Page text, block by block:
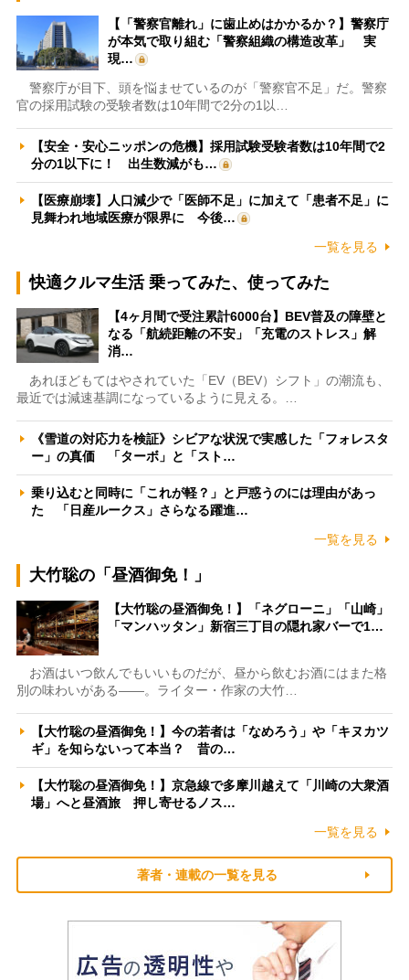
【「警察官離れ」に歯止めはかかるか？】警察庁
が本気で取り組む「警察組織の構造改革」 実
現…
警察庁が目下、頭を悩ませているのが「警察官不足」だ。警察
官の採用試験の受験者数は10年間で2分の1以…
【安全・安心ニッポンの危機】採用試験受験者数は10年間で2
分の1以下に！ 出生数減がも…
【医療崩壊】人口減少で「医師不足」に加えて「患者不足」に
見舞われ地域医療が限界に 今後…
一覧を見る
快適クルマ生活 乗ってみた、使ってみた
【4ヶ月間で受注累計6000台】BEV普及の障壁と
なる「航続距離の不安」「充電のストレス」解
消…
あれほどもてはやされていた「EV（BEV）シフト」の潮流も、
最近では減速基調になっているように見える。…
《雪道の対応力を検証》シビアな状況で実感した「フォレスタ
ー」の真価 「ターボ」と「スト…
乗り込むと同時に「これが軽？」と戸惑うのには理由があっ
た 「日産ルークス」さらなる躍進…
一覧を見る
大竹聡の「昼酒御免！」
【大竹聡の昼酒御免！】「ネグローニ」「山崎」
「マンハッタン」新宿三丁目の隠れ家バーで1…
お酒はいつ飲んでもいいものだが、昼から飲むお酒にはまた格
別の味わいがある――。ライター・作家の大竹…
【大竹聡の昼酒御免！】今の若者は「なめろう」や「キヌカツ
ギ」を知らないって本当？ 昔の…
【大竹聡の昼酒御免！】京急線で多摩川越えて「川崎の大衆酒
場」へと昼酒旅 押し寄せるノス…
一覧を見る
著者・連載の一覧を見る